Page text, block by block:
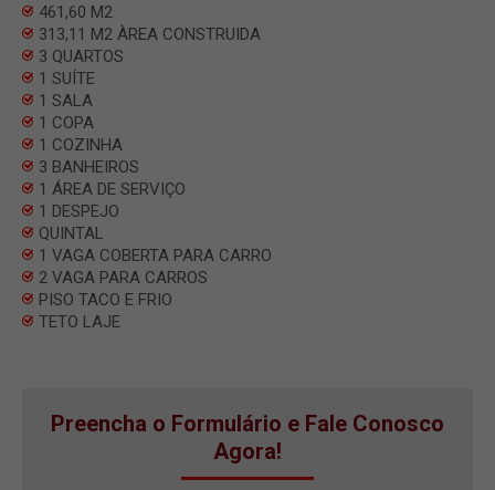
461,60 M2
313,11 M2 ÀREA CONSTRUIDA
3 QUARTOS
1 SUÍTE
1 SALA
1 COPA
1 COZINHA
3 BANHEIROS
1 ÁREA DE SERVIÇO
1 DESPEJO
QUINTAL
1 VAGA COBERTA PARA CARRO
2 VAGA PARA CARROS
PISO TACO E FRIO
TETO LAJE
Preencha o Formulário e Fale Conosco
Agora!